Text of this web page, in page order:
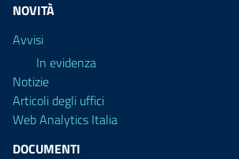
NOVITÀ
Avvisi
In evidenza
Notizie
Articoli degli uffici
Web Analytics Italia
DOCUMENTI